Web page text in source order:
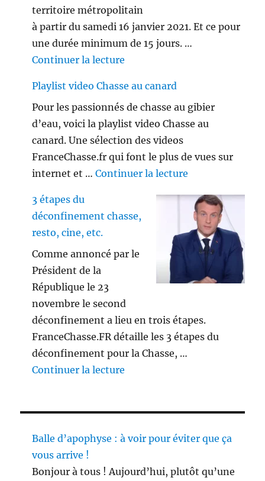
territoire métropolitain
à partir du samedi 16 janvier 2021. Et ce pour
une durée minimum de 15 jours. …
Continuer la lecture
Playlist video Chasse au canard
Pour les passionnés de chasse au gibier
d’eau, voici la playlist video Chasse au
canard. Une sélection des videos
FranceChasse.fr qui font le plus de vues sur
internet et …Continuer la lecture
3 étapes du
déconfinement chasse,
resto, cine, etc.
Comme annoncé par le
Président de la
République le 23
novembre le second
déconfinement a lieu en trois étapes.
FranceChasse.FR détaille les 3 étapes du
déconfinement pour la Chasse, …
Continuer la lecture
Balle d’apophyse : à voir pour éviter que ça
vous arrive !
Bonjour à tous ! Aujourd’hui, plutôt qu’une